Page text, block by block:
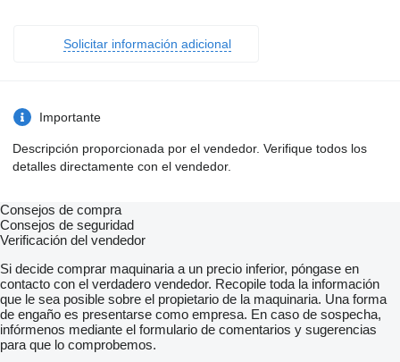
Solicitar información adicional
Importante
Descripción proporcionada por el vendedor. Verifique todos los
detalles directamente con el vendedor.
Consejos de compra
Consejos de seguridad
Verificación del vendedor
Si decide comprar maquinaria a un precio inferior, póngase en
contacto con el verdadero vendedor. Recopile toda la información
que le sea posible sobre el propietario de la maquinaria. Una forma
de engaño es presentarse como empresa. En caso de sospecha,
infórmenos mediante el formulario de comentarios y sugerencias
para que lo comprobemos.